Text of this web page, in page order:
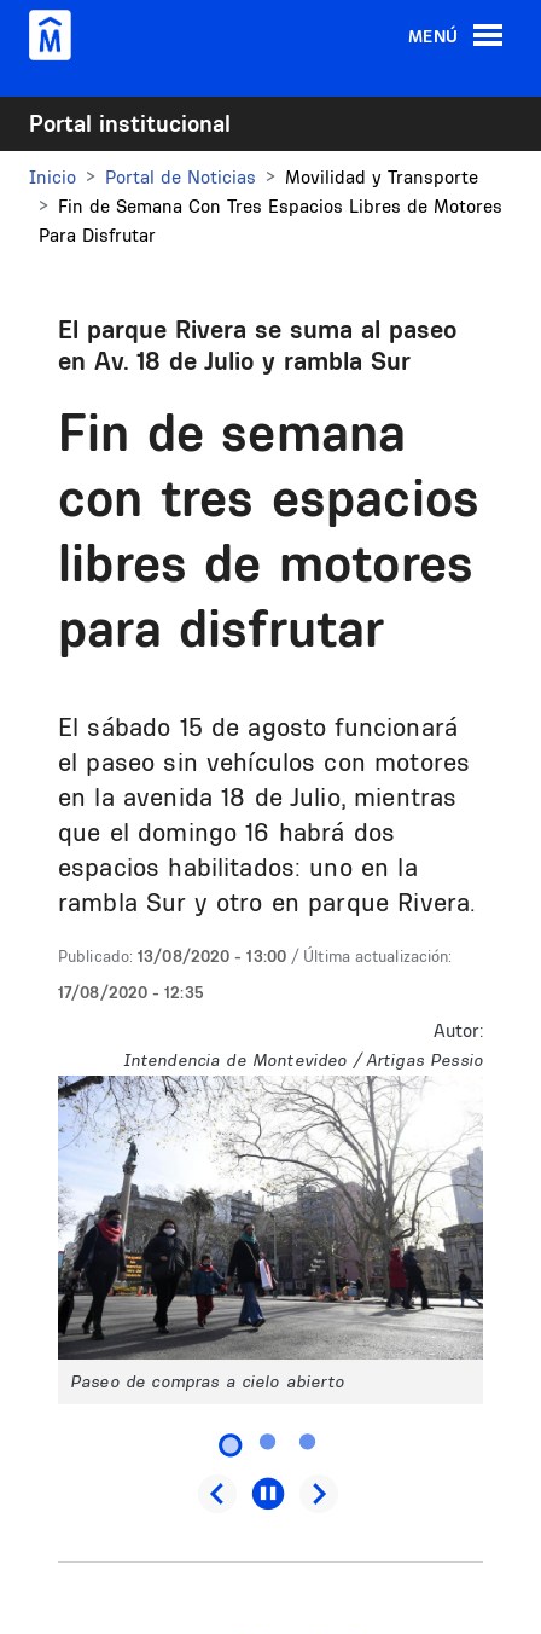
Pasar al contenido principal
MENÚ
Portal institucional
Inicio Portal de Noticias
Movilidad y Transporte
Fin de Semana Con Tres Espacios Libres de Motores
Para Disfrutar
El parque Rivera se suma al paseo
en Av. 18 de Julio y rambla Sur
Fin de semana
con tres espacios
libres de motores
para disfrutar
El sábado 15 de agosto funcionará
el paseo sin vehículos con motores
en la avenida 18 de Julio, mientras
que el domingo 16 habrá dos
espacios habilitados: uno en la
rambla Sur y otro en parque Rivera.
Publicado: 13/08/2020 - 13:00 / Última actualización:
17/08/2020 - 12:35
Autor:
Intendencia de Montevideo / Artigas Pessio
Paseo de compras a cielo abierto